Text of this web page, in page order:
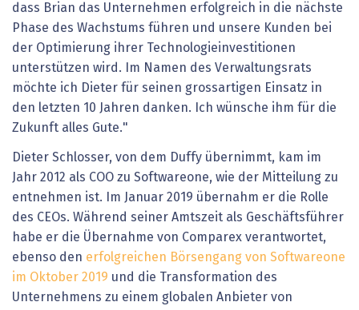
dass Brian das Unternehmen erfolgreich in die nächste
Phase des Wachstums führen und unsere Kunden bei
der Optimierung ihrer Technologieinvestitionen
unterstützen wird. Im Namen des Verwaltungsrats
möchte ich Dieter für seinen grossartigen Einsatz in
den letzten 10 Jahren danken. Ich wünsche ihm für die
Zukunft alles Gute."
Dieter Schlosser, von dem Duffy übernimmt, kam im
Jahr 2012 als COO zu Softwareone, wie der Mitteilung zu
entnehmen ist. Im Januar 2019 übernahm er die Rolle
des CEOs. Während seiner Amtszeit als Geschäftsführer
habe er die Übernahme von Comparex verantwortet,
ebenso den erfolgreichen Börsengang von Softwareone
im Oktober 2019 und die Transformation des
Unternehmens zu einem globalen Anbieter von